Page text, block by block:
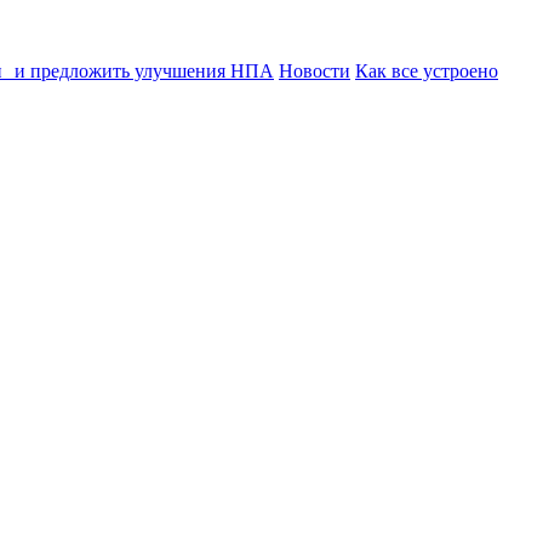
и предложить улучшения НПА Новости Как все устроено